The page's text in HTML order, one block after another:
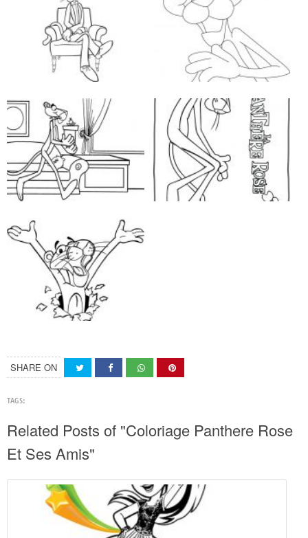
SHARE ON
TAGS:
Related Posts of "Coloriage Panthere Rose
Et Ses Amis"